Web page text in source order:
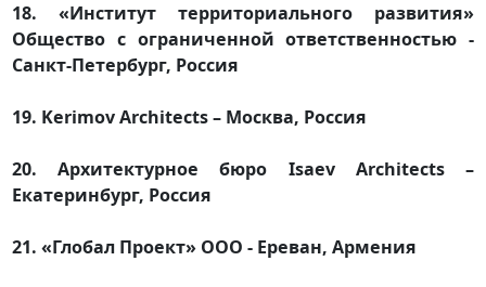
18. «Институт территориального развития»
Общество с ограниченной ответственностью -
Санкт-Петербург, Россия
19. Kerimov Architects – Москва, Россия
20. Архитектурное бюро Isaev Architects –
Екатеринбург, Россия
21. «Глобал Проект» ООО - Ереван, Армения